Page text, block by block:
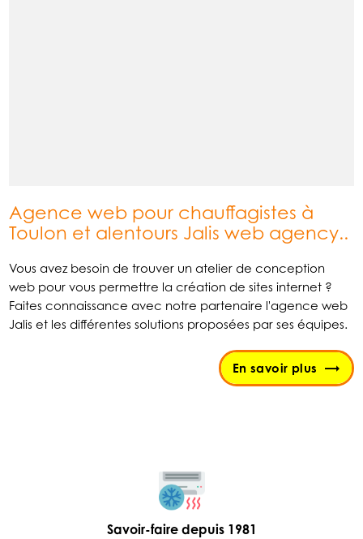
Agence web pour chauffagistes à
Toulon et alentours Jalis web agency..
Vous avez besoin de trouver un atelier de conception
web pour vous permettre la création de sites internet ?
Faites connaissance avec notre partenaire l'agence web
Jalis et les différentes solutions proposées par ses équipes.
En savoir plus
Savoir-faire depuis 1981